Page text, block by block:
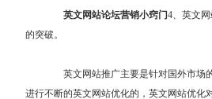
英文网站论坛营销小窍门4、英文
的突破。
英文网站推广主要是针对国外市场
进行不断的英文网站优化的，英文网站优化